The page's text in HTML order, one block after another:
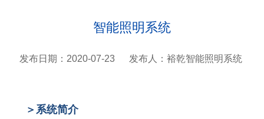
智能照明系统
发布日期：2020-07-23 发布人：裕乾智能照明系统
＞系统简介